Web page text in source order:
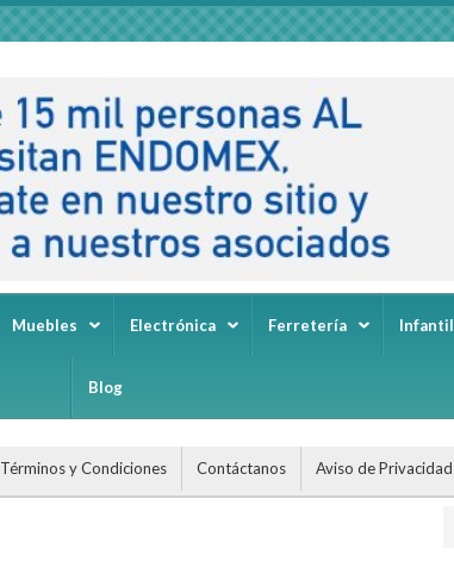
Muebles Electrónica Ferretería Infantil
Blog
Términos y Condiciones Contáctanos Aviso de Privacidad